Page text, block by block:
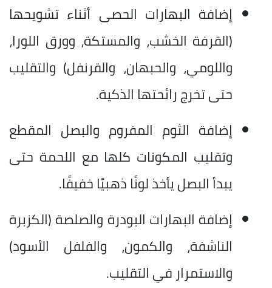
إضافة البهارات الحصى أثناء تشويحها
(القرفة الخشب، والمستكة، وورق اللورا،
واللومي، والحبهان، والقرنفل) والتقليب
حتى تخرج رائحتها الذكية.
إضافة الثوم المفروم والبصل المقطع
وتقليب المكونات كلها مع اللحمة حتى
يبدأ البصل يأخذ لونًا ذهبيًا خفيفًا.
إضافة البهارات البودرة والصلصة (الكزبرة
الناشفة، والكمون، والفلفل الأسود)
والاستمرار في التقليب.